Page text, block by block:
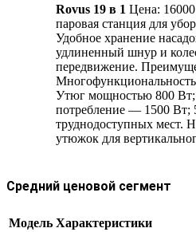
Rovus 19 в 1 Цена:
паровая станция для
Удобное хранение
удлиненный шнур и
передвижение.
Утюг мощностью 800
потребление — 1500 Вт;
труднодоступных мест.
утюжок для
Средний ценовой сегмент
Модель Характеристики